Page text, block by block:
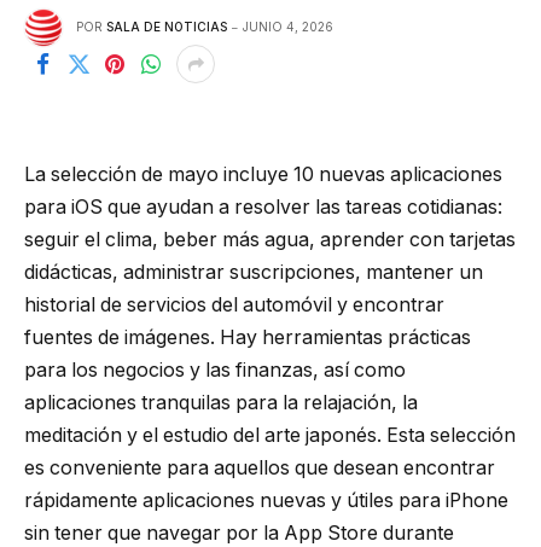
POR SALA DE NOTICIAS JUNIO 4, 2026
La selección de mayo incluye 10 nuevas aplicaciones
para iOS que ayudan a resolver las tareas cotidianas:
seguir el clima, beber más agua, aprender con tarjetas
didácticas, administrar suscripciones, mantener un
historial de servicios del automóvil y encontrar
fuentes de imágenes. Hay herramientas prácticas
para los negocios y las finanzas, así como
aplicaciones tranquilas para la relajación, la
meditación y el estudio del arte japonés. Esta selección
es conveniente para aquellos que desean encontrar
rápidamente aplicaciones nuevas y útiles para iPhone
sin tener que navegar por la App Store durante